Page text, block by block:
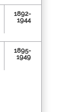
1892-
1944
1895-
1949